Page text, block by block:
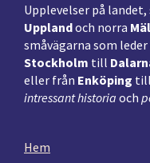
Upplevelser på
Upplandoch norra
småvägarna som
Stockholm till
eller från Enköping till
intressant historia och
Hem